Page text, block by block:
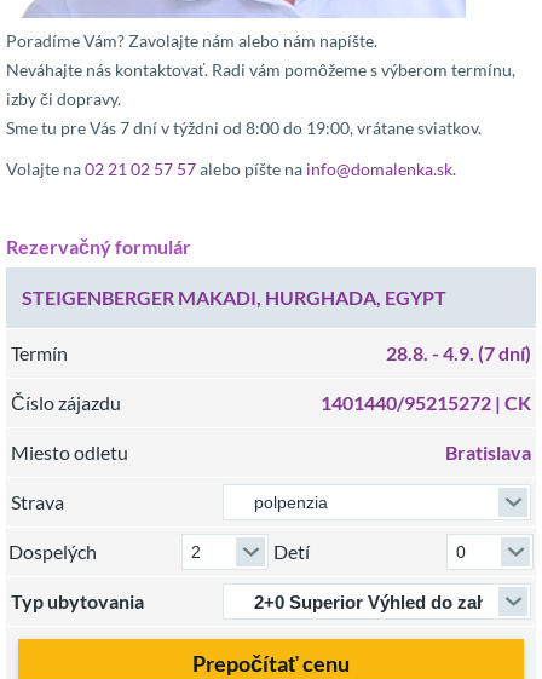
Poradíme Vám? Zavolajte nám alebo nám napíšte.
Neváhajte nás kontaktovať. Radi vám pomôžeme s výberom termínu,
izby či dopravy.
Sme tu pre Vás 7 dní v týždni od 8:00 do 19:00, vrátane sviatkov.
Volajte na02 21 02 57 57alebo píšte na info@domalenka.sk.
Rezervačný formulár
STEIGENBERGER MAKADI, HURGHADA, EGYPT
Termín 28.8. - 4.9. (7 dní)
Číslo zájazdu 1401440/95215272 | CK
Miesto odletu Bratislava
Strava
Dospelých Detí
Typ ubytovania
Prepočítať cenu